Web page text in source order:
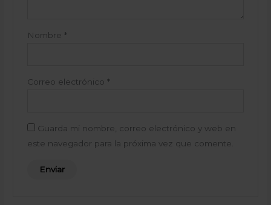
Nombre *
Correo electrónico *
Guarda mi nombre, correo electrónico y web en
este navegador para la próxima vez que comente.